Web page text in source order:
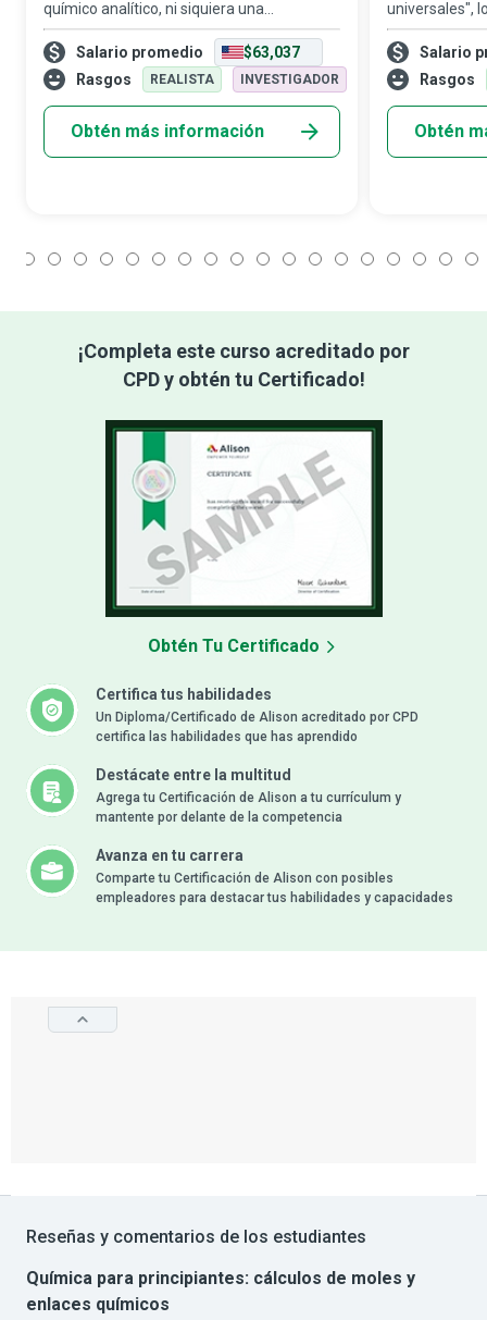
químico analítico, ni siquiera una
nanopartícula, ni demasiado grande, como
las complejidades que implican contribuir a
distintos aspectos de la vida diaria, como la
Salario promedio
$63,037
Rasgos
REALISTA INVESTIGADOR
Obtén más información
universales",
aplican los
biología,
y desarrollo
Salario
Rasgos
Obtén
¡Completa este curso acreditado por
CPD y obtén tu Certificado!
Certifica tus habilidades
Un Diploma/Certificado de Alison acreditado por CPD
certifica las habilidades que has aprendido
Destácate entre la multitud
Agrega tu Certificación de Alison a tu currículum y
mantente por delante de la competencia
Avanza en tu carrera
Comparte tu Certificación de Alison con posibles
empleadores para destacar tus habilidades y capacidades
Obtén Tu Certificado
Reseñas y comentarios de los estudiantes
Química para principiantes: cálculos de moles y
enlaces químicos